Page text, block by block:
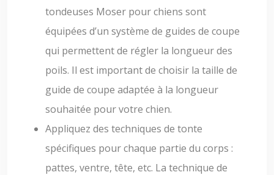
tondeuses Moser pour chiens sont
équipées d’un système de guides de coupe
qui permettent de régler la longueur des
poils. Il est important de choisir la taille de
guide de coupe adaptée à la longueur
souhaitée pour votre chien.
Appliquez des techniques de tonte
spécifiques pour chaque partie du corps :
pattes, ventre, tête, etc. La technique de